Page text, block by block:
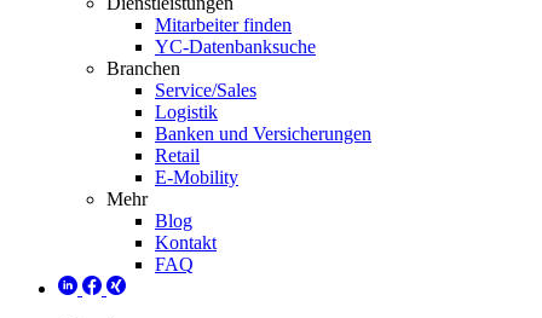
Mitarbeiter finden
YC-Datenbanksuche
Branchen
Service/Sales
Logistik
Banken und Versicherungen
Retail
E-Mobility
Mehr
Blog
Kontakt
FAQ